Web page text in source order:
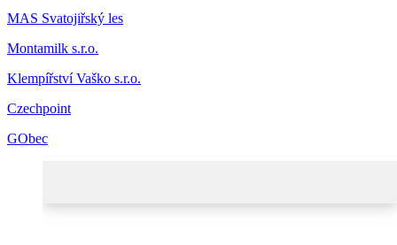
MAS Svatojiřský les
Montamilk s.r.o.
Klempířství Vaško s.r.o.
Czechpoint
GObec